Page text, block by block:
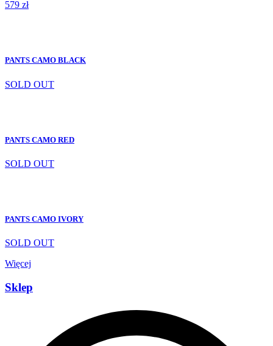
579 zł
PANTS CAMO BLACK
SOLD OUT
PANTS CAMO RED
SOLD OUT
PANTS CAMO IVORY
SOLD OUT
Więcej
Sklep